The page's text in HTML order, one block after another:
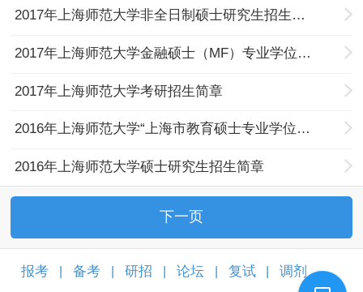
2017年上海师范大学非全日制硕士研究生招生简章
2017年上海师范大学金融硕士（MF）专业学位招生简章
2017年上海师范大学考研招生简章
2016年上海师范大学“上海市教育硕士专业学位教育与中小学（幼儿园）见习教师规范化培训结合项目”招生简章
2016年上海师范大学硕士研究生招生简章
下一页
报考 备考 研招 论坛 复试 调剂